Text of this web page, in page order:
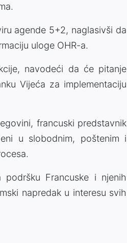
agende 5+2, naglasivši da
uloge OHR-a.
navodeći da će pitanje
Vijeća za implementaciju
francuski predstavnik
u slobodnim, poštenim i
Francuske i njenih
napredak u interesu svih